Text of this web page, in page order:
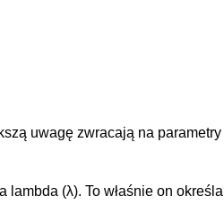
uwagę zwracają na parametry
(λ). To właśnie on określa